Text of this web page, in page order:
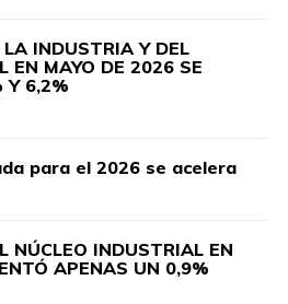
INDUSTRIA Y DEL
EN MAYO DE 2026 SE
Y 6,2%
para el 2026 se acelera
NÚCLEO INDUSTRIAL EN
APENAS UN 0,9%